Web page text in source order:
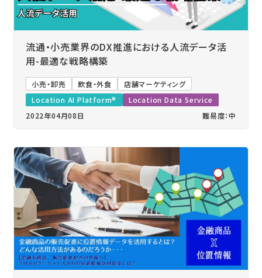
流通・小売業界のDX推進における人流データ活
用-最適な戦略構築
小売・卸売 飲食・外食
店舗マーケティング
Location AI Platform®
Location Data Service
2022年04月08日
難易度：中